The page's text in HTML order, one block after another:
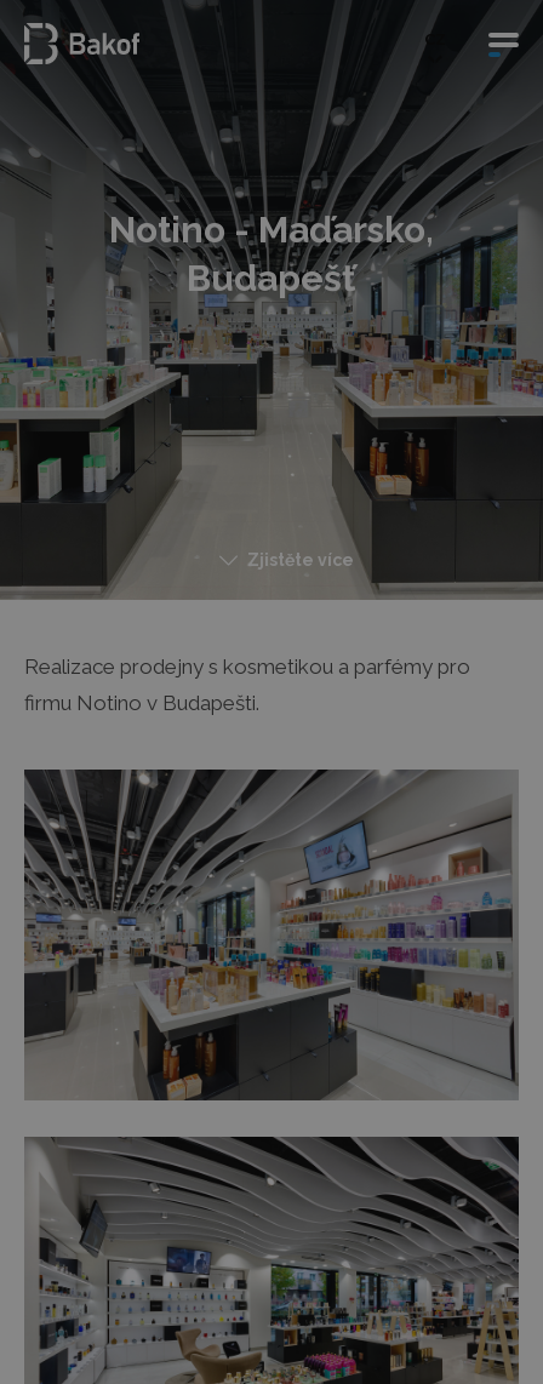
CZ
Notino - Maďarsko,
Budapešť
Zjistěte více
Realizace prodejny s kosmetikou a parfémy pro
firmu Notino v Budapešti.